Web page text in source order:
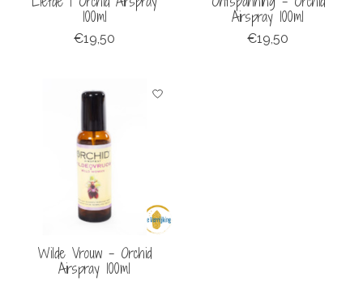
100ml
€19,50
Airspray 100ml
€19,50
Wilde Vrouw - Orchid
Airspray 100ml